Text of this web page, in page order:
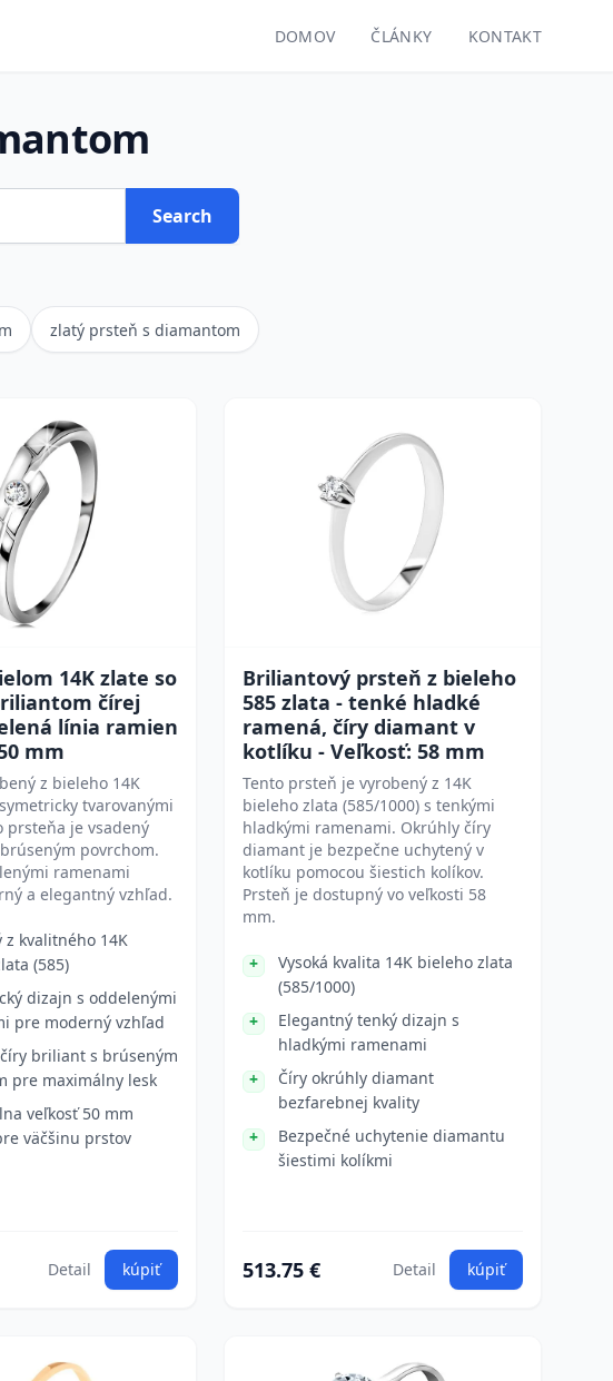
DOMOV ČLÁNKY KONTAKT
Search
zlatý prsteň s diamantom
14K zlate so
čírej
línia ramien
mm
z bieleho 14K
tvarovanými
prsteňa je vsadený
povrchom.
ramenami
a elegantný vzhľad.
z kvalitného 14K
(585)
dizajn s oddelenými
pre moderný vzhľad
briliant s brúseným
pre maximálny lesk
veľkosť 50 mm
väčšinu prstov
Detail kúpiť
Briliantový prsteň z bieleho
585 zlata - tenké hladké
ramená, číry diamant v
kotlíku - Veľkosť: 58 mm
Tento prsteň je vyrobený z 14K
bieleho zlata (585/1000) s tenkými
hladkými ramenami. Okrúhly číry
diamant je bezpečne uchytený v
kotlíku pomocou šiestich kolíkov.
Prsteň je dostupný vo veľkosti 58
mm.
Vysoká kvalita 14K bieleho zlata
(585/1000)
Elegantný tenký dizajn s
hladkými ramenami
Číry okrúhly diamant
bezfarebnej kvality
Bezpečné uchytenie diamantu
šiestimi kolíkmi
513.75 € Detail kúpiť